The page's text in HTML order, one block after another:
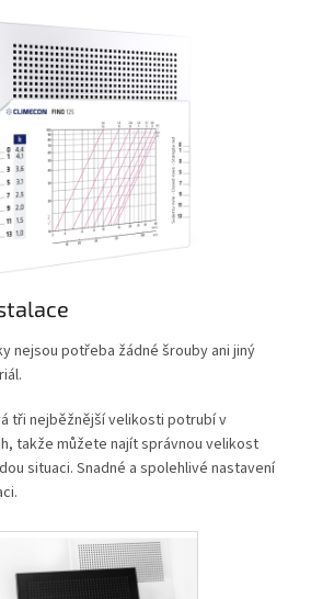
nejsou potřeba žádné šrouby ani jiný
tři nejběžnější velikosti potrubí v
takže můžete najít správnou velikost
situaci. Snadné a spolehlivé nastavení